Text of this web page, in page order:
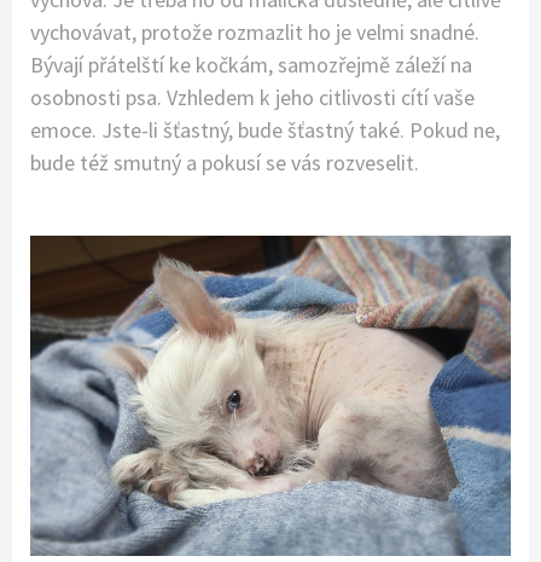
vychovávat, protože rozmazlit ho je velmi snadné.
Bývají přátelští ke kočkám, samozřejmě záleží na
osobnosti psa. Vzhledem k jeho citlivosti cítí vaše
emoce. Jste-li šťastný, bude šťastný také. Pokud ne,
bude též smutný a pokusí se vás rozveselit.